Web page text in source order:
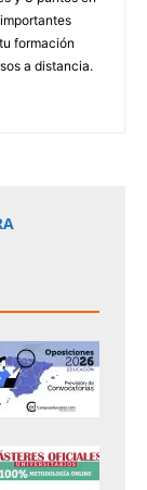
formación
a distancia.